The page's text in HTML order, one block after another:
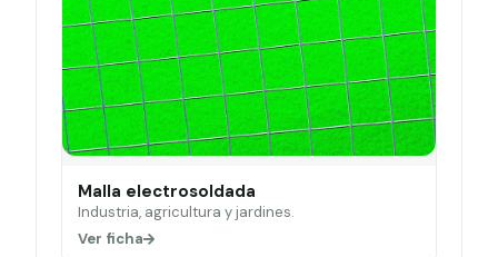
Malla electrosoldada
Industria, agricultura y jardines.
Ver ficha